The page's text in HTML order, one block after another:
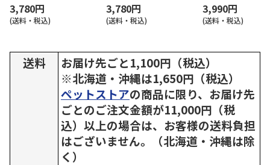
3,780円
(送料・税込)
3,780円
(送料・税込)
3,990円
(送料・税込)
送料
お届け先ごと1,100円（税込）
※北海道・沖縄は1,650円（税込）
ペットストアの商品に限り、お届け先
ごとのご注文金額が11,000円（税
込）以上の場合は、お客様の送料負担
はございません。（北海道・沖縄は除
く）